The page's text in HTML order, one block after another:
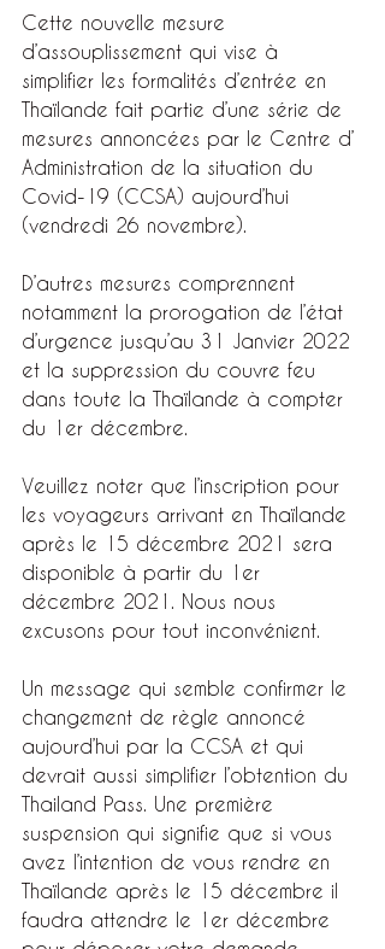
Cette nouvelle mesure
d’assouplissement qui vise à
simplifier les formalités d’entrée en
Thaïlande fait partie d’une série de
mesures annoncées par le Centre d’
Administration de la situation du
Covid-19 (CCSA) aujourd’hui
(vendredi 26 novembre).
D’autres mesures comprennent
notamment la prorogation de l’état
d’urgence jusqu’au 31 Janvier 2022
et la suppression du couvre feu
dans toute la Thaïlande à compter
du 1er décembre.
Veuillez noter que l’inscription pour
les voyageurs arrivant en Thaïlande
après le 15 décembre 2021 sera
disponible à partir du 1er
décembre 2021. Nous nous
excusons pour tout inconvénient.
Un message qui semble confirmer le
changement de règle annoncé
aujourd’hui par la CCSA et qui
devrait aussi simplifier l’obtention du
Thailand Pass. Une première
suspension qui signifie que si vous
avez l’intention de vous rendre en
Thaïlande après le 15 décembre il
faudra attendre le 1er décembre